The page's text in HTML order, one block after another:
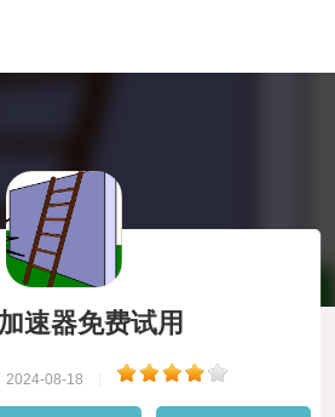
速器免费试用
2024-08-18